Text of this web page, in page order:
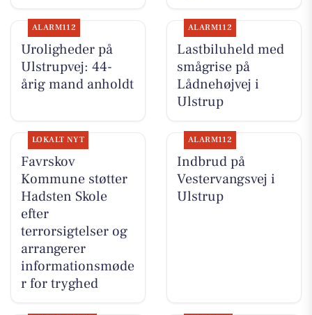
ALARM112
Uroligheder på
Ulstrupvej: 44-
årig mand anholdt
ALARM112
Lastbiluheld med
smågrise på
Lådnehøjvej i
Ulstrup
LOKALT NYT
Favrskov
Kommune støtter
Hadsten Skole
efter
terrorsigtelser og
arrangerer
informationsmøde
r for tryghed
ALARM112
Indbrud på
Vestervangsvej i
Ulstrup